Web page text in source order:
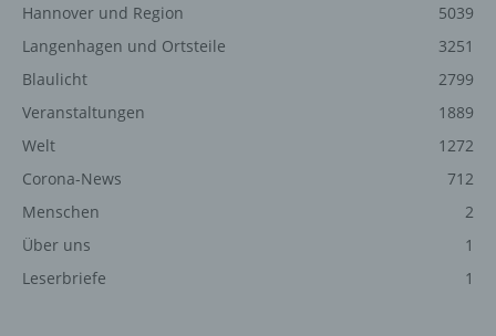
Hannover und Region
5039
Langenhagen und Ortsteile
3251
Blaulicht
2799
Veranstaltungen
1889
Welt
1272
Corona-News
712
Menschen
2
Über uns
1
Leserbriefe
1
Internet-Service-Provider (ISP) der betroffenen Person
vergebene IP-Adresse, das Datum sowie die Uhrzeit der
Registrierung gespeichert. Die Speicherung dieser Daten
unserer Dienste verhindert werden kann, und diese
Daten im Bedarfsfall ermöglichen, begangene Straftaten
aufzuklären. Insofern ist die Speicherung dieser Daten
Verantwortlichen erforderlich. Eine Weitergabe dieser
Daten an Dritte erfolgt grundsätzlich nicht, sofern keine
gesetzliche Pflicht zur Weitergabe besteht oder die